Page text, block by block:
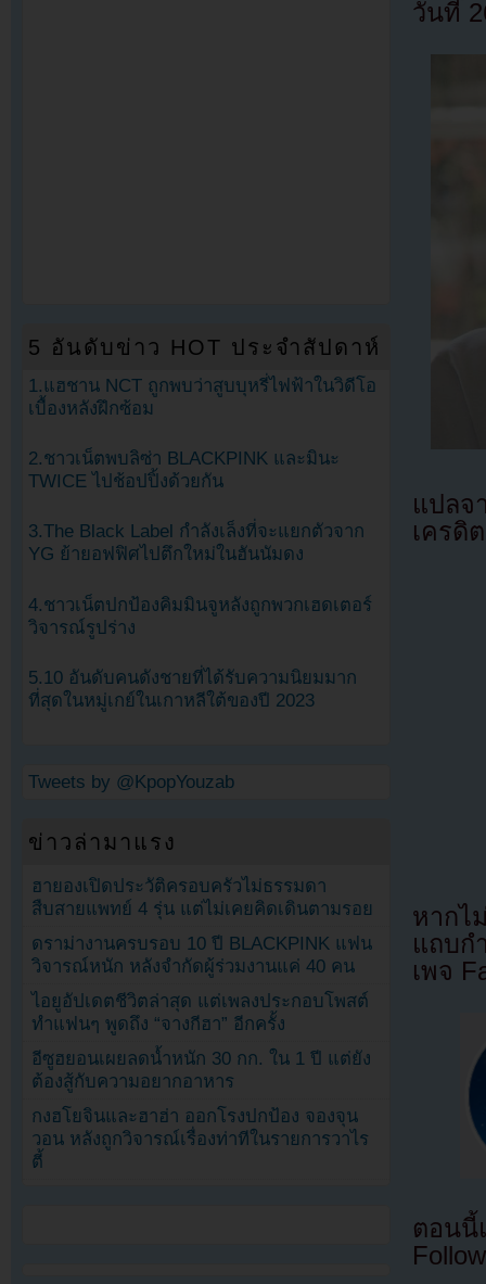
วันที่
แปล
เครดิ
หากไ
แถบก
เพจ
ตอนนี้
5 อันดับข่าว HOT ประจำสัปดาห์
1.แฮชาน NCT ถูกพบว่าสูบบุหรี่ไฟฟ้าในวิดีโอ
เบื้องหลังฝึกซ้อม
2.ชาวเน็ตพบลิซ่า BLACKPINK และมินะ
TWICE ไปช้อปปิ้งด้วยกัน
3.The Black Label กำลังเล็งที่จะแยกตัวจาก
YG ย้ายอฟฟิศไปตึกใหม่ในฮันนัมดง
4.ชาวเน็ตปกป้องคิมมินจูหลังถูกพวกเฮดเตอร์
วิจารณ์รูปร่าง
5.10 อันดับคนดังชายที่ได้รับความนิยมมาก
ที่สุดในหมู่เกย์ในเกาหลีใต้ของปี 2023
Tweets by @KpopYouzab
ข่าวล่ามาแรง
ฮายองเปิดประวัติครอบครัวไม่ธรรมดา
สืบสายแพทย์ 4 รุ่น แต่ไม่เคยคิดเดินตามรอย
ดราม่างานครบรอบ 10 ปี BLACKPINK แฟน
วิจารณ์หนัก หลังจำกัดผู้ร่วมงานแค่ 40 คน
ไอยูอัปเดตชีวิตล่าสุด แต่เพลงประกอบโพสต์
ทำแฟนๆ พูดถึง “จางกีฮา” อีกครั้ง
อีซูฮยอนเผยลดน้ำหนัก 30 กก. ใน 1 ปี แต่ยัง
ต้องสู้กับความอยากอาหาร
กงฮโยจินและฮาฮ่า ออกโรงปกป้อง จองจุน
วอน หลังถูกวิจารณ์เรื่องท่าทีในรายการวาไร
ตี้